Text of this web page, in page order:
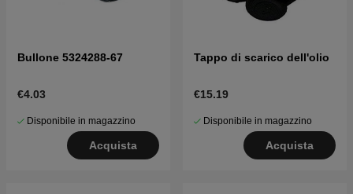
Bullone 5324288-67
€4.03
Disponibile in magazzino
Acquista
Tappo di scarico dell'olio
€15.19
Disponibile in magazzino
Acquista